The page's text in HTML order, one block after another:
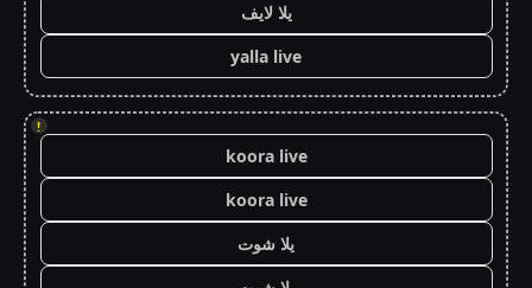
يلا لايف
yalla live
!
koora live
koora live
يلا شوت